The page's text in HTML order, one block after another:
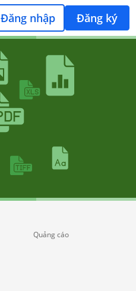
Đăng nhập Đăng ký
Quảng cáo